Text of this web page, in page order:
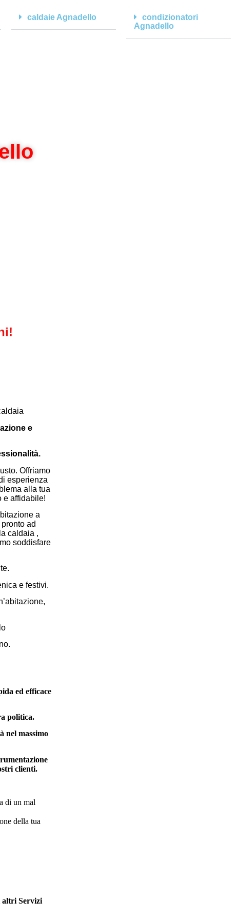
caldaie Agnadello
condizionatori
Agnadello
e
Offriamo
esperienza
alla tua
e affidabile!
a
ad
caldaia ,
soddisfare
e festivi.
ed efficace
politica.
nel massimo
clienti.
di un mal
della tua
altri Servizi